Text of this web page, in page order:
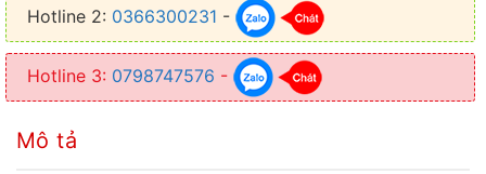
● Kết nối: Bluetooth, Wifi, USB, hỗ trợ SIM 4G LTE
● Bản đồ: VietMap, Google Maps, Navitel đạo lộ và hướng dẫn rõ
ràng
● Ra lệnh giọng nói qua: Trợ lý ảo Kiki, nghe hiểu 3 miền – ra lệnh
rảnh tay an toàn khi lái xe
Hotline 2: 0366300231 -
Hotline 3: 0798747576 -
Mô tả